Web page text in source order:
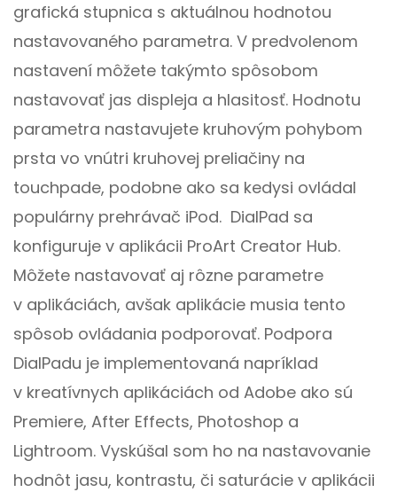
grafická stupnica s aktuálnou hodnotou
nastavovaného parametra. V predvolenom
nastavení môžete takýmto spôsobom
nastavovať jas displeja a hlasitosť. Hodnotu
parametra nastavujete kruhovým pohybom
prsta vo vnútri kruhovej preliačiny na
touchpade, podobne ako sa kedysi ovládal
populárny prehrávač iPod. DialPad sa
konfiguruje v aplikácii ProArt Creator Hub.
Môžete nastavovať aj rôzne parametre
v aplikáciách, avšak aplikácie musia tento
spôsob ovládania podporovať. Podpora
DialPadu je implementovaná napríklad
v kreatívnych aplikáciách od Adobe ako sú
Premiere, After Effects, Photoshop a
Lightroom. Vyskúšal som ho na nastavovanie
hodnôt jasu, kontrastu, či saturácie v aplikácii